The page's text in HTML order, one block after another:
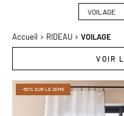
VOILAGE
Accueil RIDEAU VOILAGE
VOIR
-50% SUR LE 2ÈME